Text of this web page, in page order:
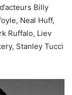
Billy
Neal Huff,
Ruffalo, Liev
Stanley Tucci